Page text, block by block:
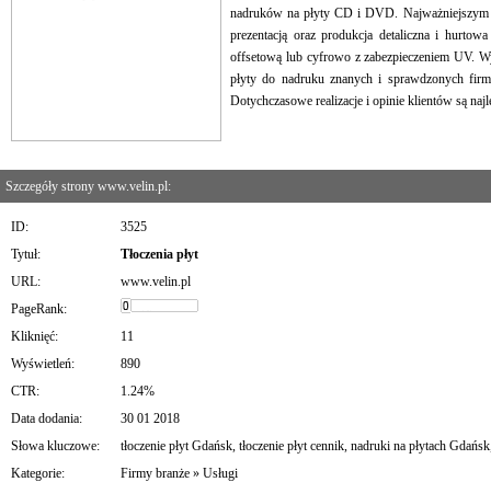
nadruków na płyty CD i DVD.
prezentacją oraz produkcja detaliczna i
offsetową lub cyfrowo z zabezpieczeniem UV.
płyty do nadruku znanych i sprawdzonych
Dotychczasowe realizacje i opinie klientów są
Szczegóły strony www.velin.pl:
ID:
3525
Tytuł:
Tłoczenia płyt
URL:
www.velin.pl
PageRank:
Kliknięć:
11
Wyświetleń:
890
CTR:
1.24%
Data dodania:
30 01 2018
Słowa kluczowe:
tłoczenie płyt Gdańsk tłoczenie płyt cennik nadruki na płytach Gdańsk
Kategorie:
Firmy branże » Usługi